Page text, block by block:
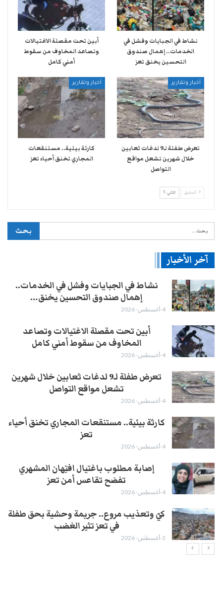
نشاط في الجبايات وفشل في
الخدمات.. إهمال صندوق
التحسين يخنق تعز
أبين تحت مقصلة الاغتيالات
وتصاعد المخاوف من سقوط
أمني كامل
أخبار وتقارير
تعرض طفلة لـ9 لدغات ثعابين
خلال شهرين تشعل مواقع
التواصل
أخبار وتقارير
كارثة بيئية.. مستنقعات
المجاري تخنق أحياء تعز
السابق التالي
آخر الأخبار
نشاط في الجبايات وفشل في الخدمات..
إهمال صندوق التحسين يخنق…
4-أغسطس- 2026
أبين تحت مقصلة الاغتيالات وتصاعد
المخاوف من سقوط أمني كامل
4-أغسطس- 2026
تعرض طفلة لـ9 لدغات ثعابين خلال شهرين
تشعل مواقع التواصل
4-أغسطس- 2026
كارثة بيئية.. مستنقعات المجاري تخنق أحياء
تعز
4-أغسطس- 2026
إصابة مطلوب باغتيال افتِهان المشهري
تفضح تقاعس أمن تعز
4-أغسطس- 2026
كيّ وتعذيب مروع.. جريمة وحشية بحق طفلة
في تعز تثير الغضب
3-أغسطس- 2026